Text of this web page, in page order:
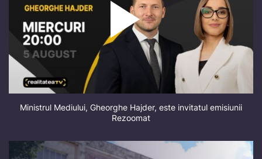
Ministrul Mediului, Gheorghe Hajder, este invitatul emisiunii
Rezoomat